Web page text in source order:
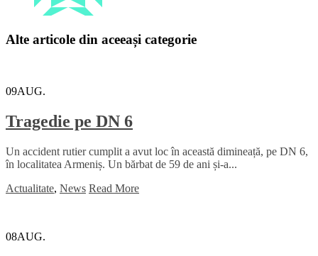
Alte articole din aceeași categorie
09AUG.
Tragedie pe DN 6
Un accident rutier cumplit a avut loc în această dimineață, pe DN 6,
în localitatea Armeniș. Un bărbat de 59 de ani și-a...
Actualitate, News Read More
08AUG.